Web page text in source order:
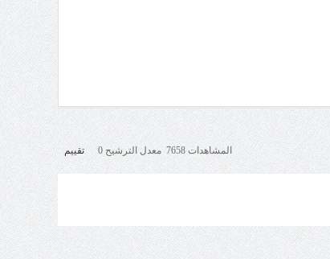
المشاهدات 7658 معدل الترشيح 0 تقييم